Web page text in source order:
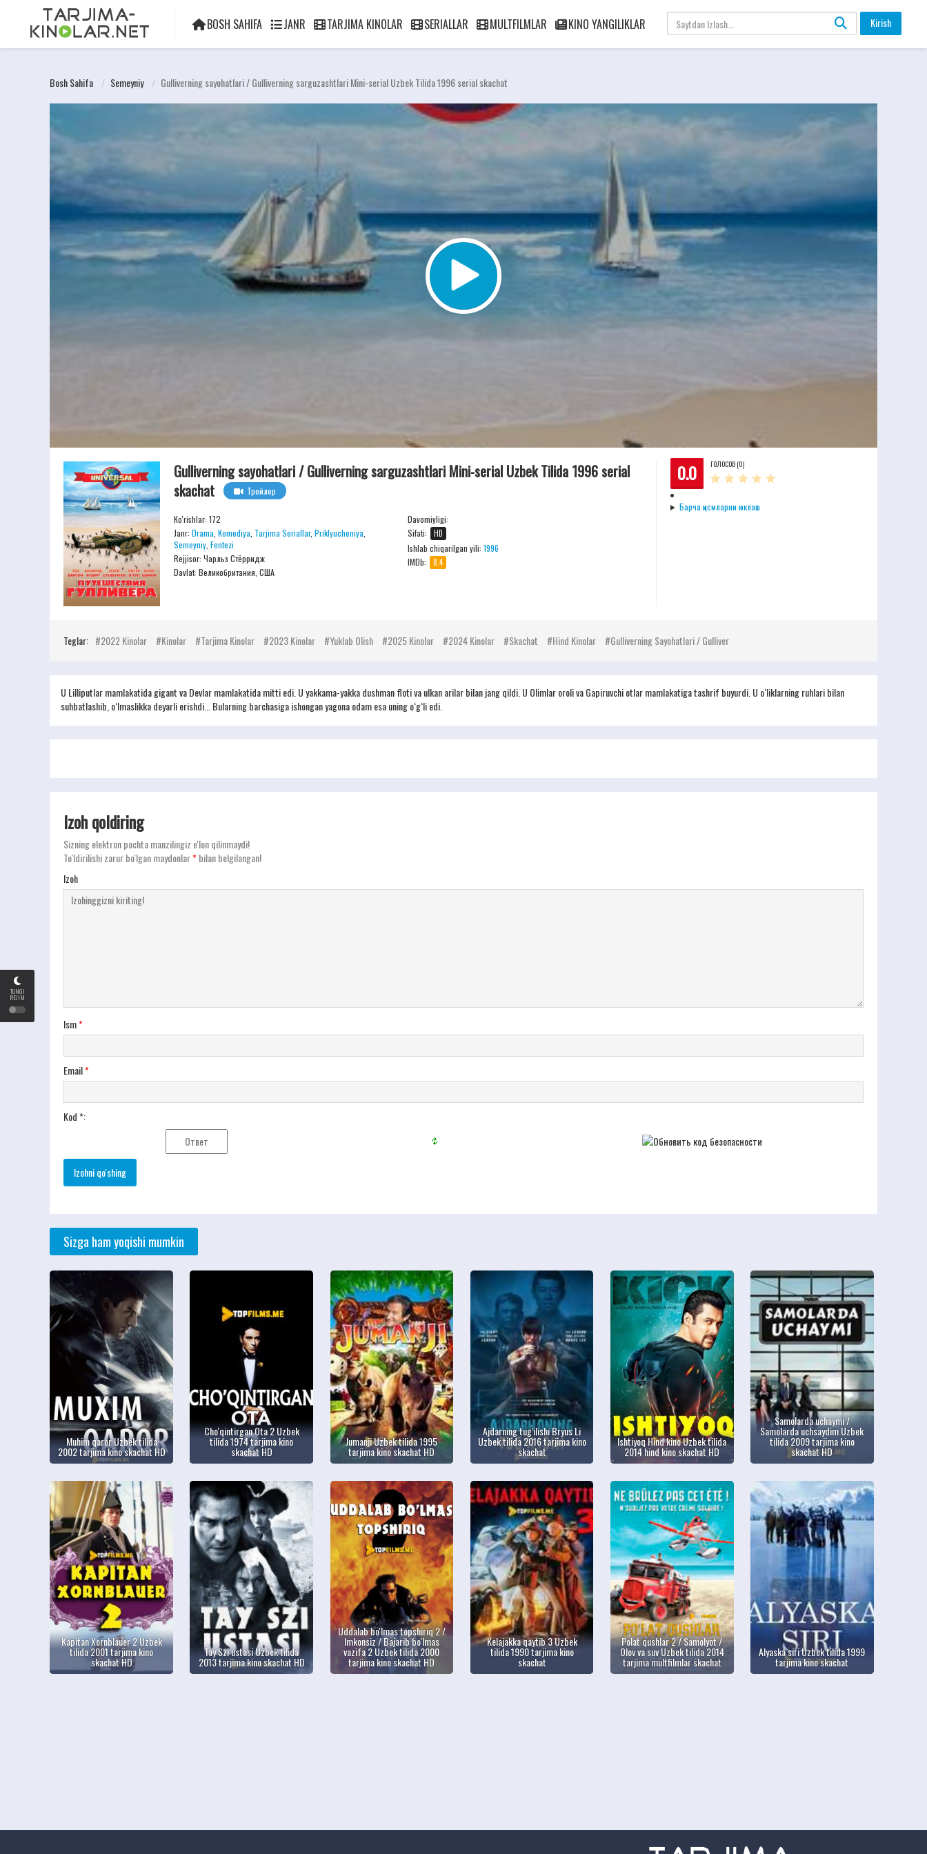
TUNGI
REJIM
BOSH SAHIFA JANR TARJIMA KINOLAR SERIALLAR MULTFILMLAR KINO YANGILIKLAR Kirish
Bosh Sahifa Semeyniy Gulliverning sayohatlari / Gulliverning sarguzashtlari Mini-serial Uzbek Tilida 1996 serial skachat
0.0 ГОЛОСОВ (0)
Барча қисмларни юклаш
Gulliverning sayohatlari / Gulliverning sarguzashtlari Mini-serial Uzbek Tilida 1996 serial
skachat
Трейлер
Ko'rishlar: 172
Janr: Drama Komediya Tarjima Seriallar, Priklyucheniya
Semeyniy Fentezi
Rejjisor: Чарльз Стёрридж
Davlat: Великобритания, США
Davomiyligi:
Sifati:
HD
Ishlab chiqarilgan yili:1996
IMDb:
8.4
Teglar: 2022 Kinolar Kinolar Tarjima Kinolar 2023 Kinolar Yuklab Olish 2025 Kinolar 2024 Kinolar Skachat Hind Kinolar Gulliverning Sayohatlari / Gulliver
U Lilliputlar mamlakatida gigant va Devlar mamlakatida mitti edi. U yakkama-yakka dushman floti va ulkan arilar bilan jang qildi. U Olimlar oroli va Gapiruvchi otlar mamlakatiga tashrif buyurdi. U o‘liklarning ruhlari bilan
suhbatlashib, o‘lmaslikka deyarli erishdi... Bularning barchasiga ishongan yagona odam esa uning o‘g‘li edi.
Izoh qoldiring
Sizning elektron pochta manzilingiz e'lon qilinmaydi!
To'ldirilishi zarur bo'lgan maydonlar*bilan belgilangan!
Izoh
Ism*
Email*
Kod *:
Sizga ham yoqishi mumkin
Muhim qaror Uzbek tilida
2002 tarjima kino skachat HD
Cho'qintirgan Ota 2 Uzbek
tilida 1974 tarjima kino
skachat HD
Jumanji Uzbek tilida 1995
tarjima kino skachat HD
Ajdarning tug'ilishi Bryus Li
Uzbek tilida 2016 tarjima kino
skachat
Ishtiyoq Hind kino Uzbek tilida
2014 hind kino skachat HD
Samolarda uchaymi /
Samolarda uchsaydim Uzbek
tilida 2009 tarjima kino
skachat HD
Kapitan Xornblauer 2 Uzbek
tilida 2001 tarjima kino
skachat HD
Tay Szi ustasi Uzbek tilida
2013 tarjima kino skachat HD
Uddalab bo'lmas topshiriq 2 /
Imkonsiz / Bajarib bo'lmas
vazifa 2 Uzbek tilida 2000
tarjima kino skachat HD
Kelajakka qaytib 3 Uzbek
tilida 1990 tarjima kino
skachat
Polat qushlar 2 / Samolyot /
Olov va suv Uzbek tilida 2014
tarjima multfilmlar skachat
Alyaska siri Uzbek tilida 1999
tarjima kino skachat